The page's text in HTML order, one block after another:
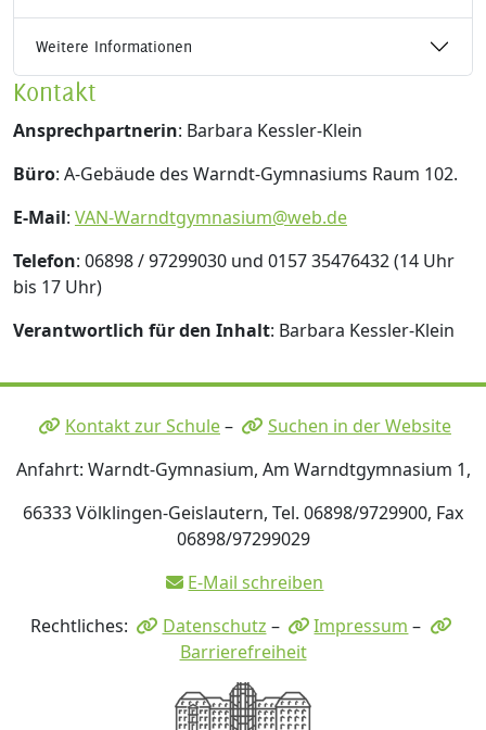
Weitere Informationen
Kontakt
Ansprechpartnerin: Barbara Kessler-Klein
Büro: A-Gebäude des Warndt-Gymnasiums Raum 102.
E-Mail: VAN-Warndtgymnasium@web.de
Telefon: 06898 / 97299030 und 0157 35476432 (14 Uhr
bis 17 Uhr)
Verantwortlich für den Inhalt: Barbara Kessler-Klein
Kontakt zur Schule–
Suchen in der Website
Anfahrt: Warndt-Gymnasium, Am Warndtgymnasium 1,
66333 Völklingen-Geislautern, Tel. 06898/9729900, Fax
06898/97299029
E-Mail schreiben
Rechtliches:
Datenschutz – Impressum –
Barrierefreiheit